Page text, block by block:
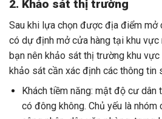
2. Khảo sát thị trường
Sau khi lựa chọn được địa điểm mở
có dự định mở cửa hàng tại khu
bạn nên khảo sát thị trường khu
khảo sát cần xác định các thông tin
Khách tiềm năng: mật độ cư dân
có đông không. Chủ yếu là nhóm